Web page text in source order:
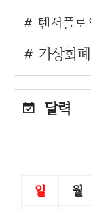
텐서플로
가상화폐
달력
일 월